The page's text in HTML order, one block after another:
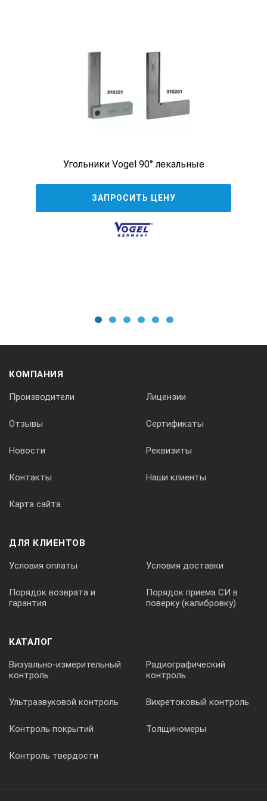
0,085
150
плоский
200
150
Угольники Vogel 90° лекальные
ЗАПРОСИТЬ ЦЕНУ
КОМПАНИЯ
Производители Лицензии
Отзывы Сертификаты
Новости Реквизиты
Контакты Наши клиенты
Карта сайта
ДЛЯ КЛИЕНТОВ
Условия оплаты Условия доставки
Порядок возврата и
гарантия
Порядок приема СИ в
поверку (калибровку)
КАТАЛОГ
Визуально-измерительный
контроль
Радиографический
контроль
Ультразвуковой контроль Вихретоковый контроль
Контроль покрытий Толщиномеры
Контроль твердости